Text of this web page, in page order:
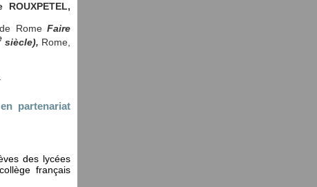
Rome Faire
siècle), Rome,
partenariat
des lycées
français